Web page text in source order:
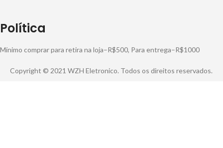
Política
Mínimo comprar para retira na loja–R$500, Para entrega–R$1000
Copyright © 2021 WZH Eletronico. Todos os direitos reservados.